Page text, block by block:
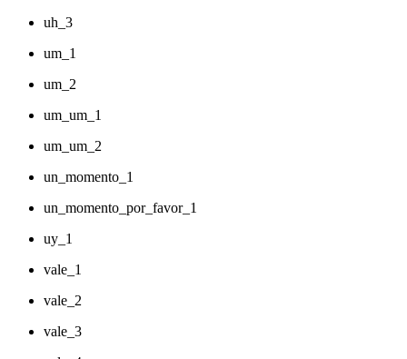
uh_3
um_1
um_2
um_um_1
um_um_2
un_momento_1
un_momento_por_favor_1
uy_1
vale_1
vale_2
vale_3